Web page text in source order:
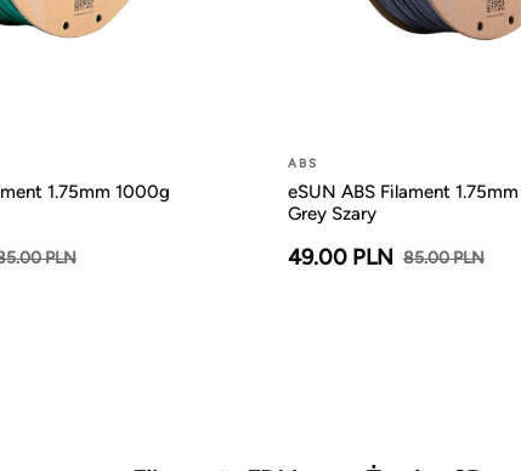
1.75mm 1000g
PLN
ABS
eSUN ABS Filament
Grey Szary
49.00 PLN 85.00 PLN